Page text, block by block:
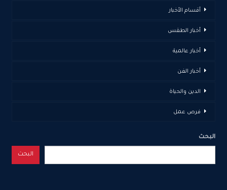
أقسام الأخبار
أخبار الطقس
أخبار عالمية
أخبار الفن
الدين والحياة
فرص عمل
البحث
البحث